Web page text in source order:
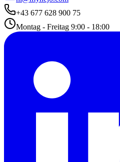
+43 677 628 900 75
Montag - Freitag 9:00 - 18:00